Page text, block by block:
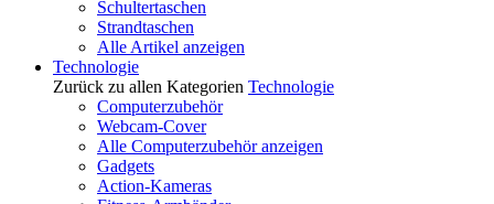
Schultertaschen
Strandtaschen
Alle Artikel anzeigen
Technologie
Zurück zu allen Kategorien Technologie
Computerzubehör
Webcam-Cover
Alle Computerzubehör anzeigen
Gadgets
Action-Kameras